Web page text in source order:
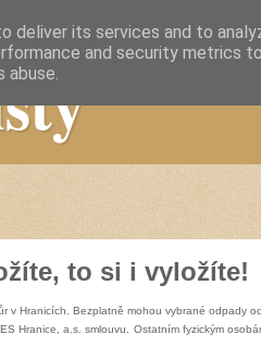
to si i vyložíte!
v Hranicích. Bezplatně mohou vybrané odpady
Hranice, a.s. smlouvu. Ostatním fyzickým
deliver its services and to
and security metrics
abuse.